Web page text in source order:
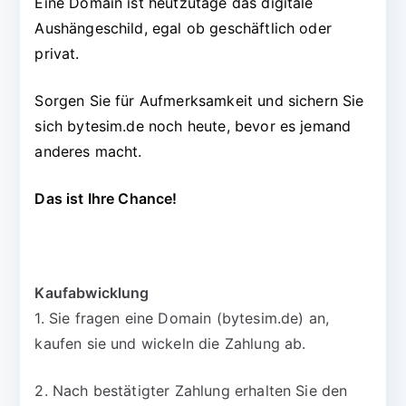
Aushängeschild, egal ob geschäftlich oder
privat.
Sorgen Sie für Aufmerksamkeit und sichern Sie
sich bytesim.de noch heute, bevor es jemand
anderes macht.
Das ist Ihre Chance!
Kaufabwicklung
1. Sie fragen eine Domain (bytesim.de) an,
kaufen sie und wickeln die Zahlung ab.
2. Nach bestätigter Zahlung erhalten Sie den